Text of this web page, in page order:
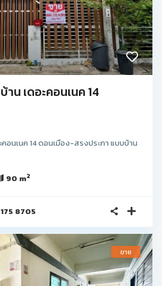
น เดอะคอนเนค 14
อนเนค 14 ดอนเมือง-สรงประภา แบบบ้าน
90 m2
8705
ขาย